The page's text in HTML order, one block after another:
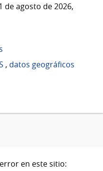
de agosto de 2026,
, datos geográficos
en este sitio: